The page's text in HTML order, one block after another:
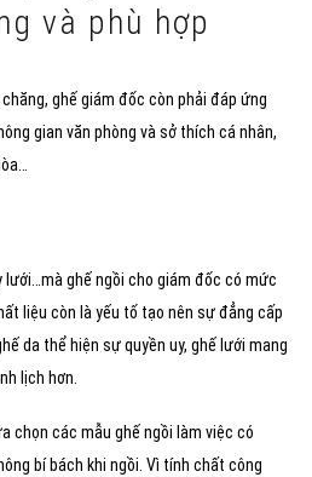
và phù hợp
ghế giám đốc còn phải đáp ứng
gian văn phòng và sở thích cá nhân,
lưới…mà ghế ngồi cho giám đốc có mức
liệu còn là yếu tố tạo nên sự đẳng cấp
da thể hiện sự quyền uy, ghế lưới mang
lịch hơn.
chọn các mẫu ghế ngồi làm việc có
bí bách khi ngồi. Vì tính chất công